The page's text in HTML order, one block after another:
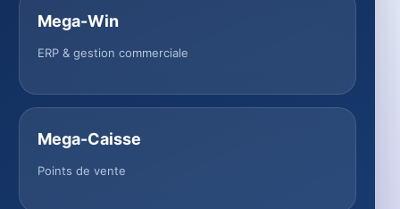
Mega-Win
ERP & gestion commerciale
Mega-Caisse
Points de vente